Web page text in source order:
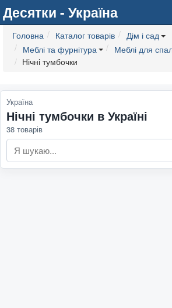
Десятки - Україна
Головна Каталог товарів
Дім і сад
Меблі та фурнітура
Меблі для
Нічні тумбочки
Україна
Нічні тумбочки в Україні
38 товарів